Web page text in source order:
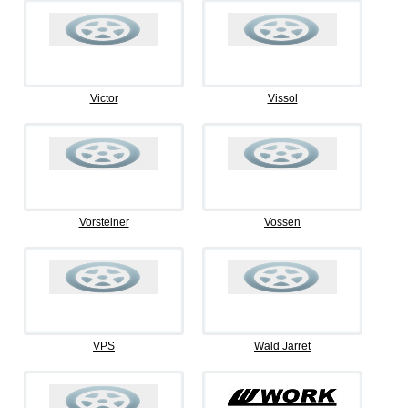
Victor Vissol
Vorsteiner Vossen
VPS Wald Jarret